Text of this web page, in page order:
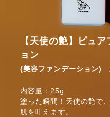
【天使の艶】ピュ
ョン
(美容ファンデーション)
内容量：25g
塗った瞬間！天使の艶で
肌を叶えます。